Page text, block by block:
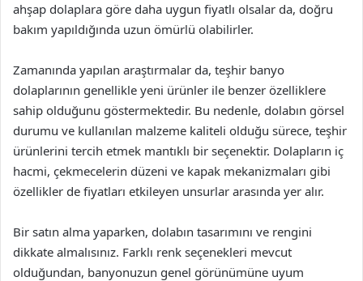
ahşap dolaplara göre daha uygun fiyatlı olsalar da, doğru
bakım yapıldığında uzun ömürlü olabilirler.
Zamanında yapılan araştırmalar da, teşhir banyo
dolaplarının genellikle yeni ürünler ile benzer özelliklere
sahip olduğunu göstermektedir. Bu nedenle, dolabın görsel
durumu ve kullanılan malzeme kaliteli olduğu sürece, teşhir
ürünlerini tercih etmek mantıklı bir seçenektir. Dolapların iç
hacmi, çekmecelerin düzeni ve kapak mekanizmaları gibi
özellikler de fiyatları etkileyen unsurlar arasında yer alır.
Bir satın alma yaparken, dolabın tasarımını ve rengini
dikkate almalısınız. Farklı renk seçenekleri mevcut
olduğundan, banyonuzun genel görünümüne uyum